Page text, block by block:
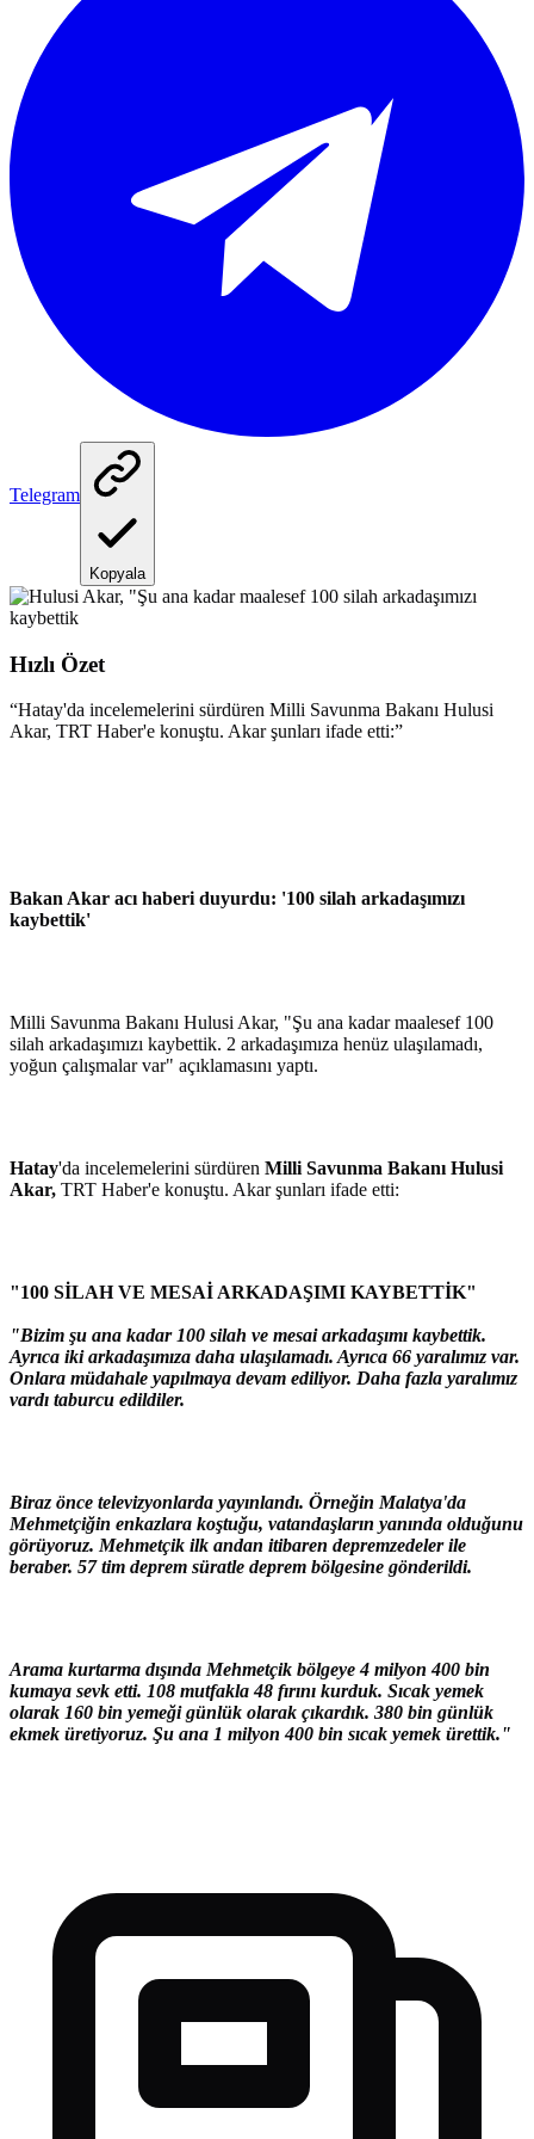
Telegram
Kopyala
Hızlı Özet
“Hatay'da incelemelerini sürdüren Milli Savunma Bakanı Hulusi
Akar, TRT Haber'e konuştu. Akar şunları ifade etti:”
Bakan Akar acı haberi duyurdu: '100 silah arkadaşımızı
kaybettik'
Milli Savunma Bakanı Hulusi Akar, "Şu ana kadar maalesef 100
silah arkadaşımızı kaybettik. 2 arkadaşımıza henüz ulaşılamadı,
yoğun çalışmalar var" açıklamasını yaptı.
Hatay'da incelemelerini sürdüren Milli Savunma Bakanı Hulusi
Akar, TRT Haber'e konuştu. Akar şunları ifade etti:
"100 SİLAH VE MESAİ ARKADAŞIMI KAYBETTİK"
"Bizim şu ana kadar 100 silah ve mesai arkadaşımı kaybettik.
Ayrıca iki arkadaşımıza daha ulaşılamadı. Ayrıca 66 yaralımız var.
Onlara müdahale yapılmaya devam ediliyor. Daha fazla yaralımız
vardı taburcu edildiler.
Biraz önce televizyonlarda yayınlandı. Örneğin Malatya'da
Mehmetçiğin enkazlara koştuğu, vatandaşların yanında olduğunu
görüyoruz. Mehmetçik ilk andan itibaren depremzedeler ile
beraber. 57 tim deprem süratle deprem bölgesine gönderildi.
Arama kurtarma dışında Mehmetçik bölgeye 4 milyon 400 bin
kumaya sevk etti. 108 mutfakla 48 fırını kurduk. Sıcak yemek
olarak 160 bin yemeği günlük olarak çıkardık. 380 bin günlük
ekmek üretiyoruz. Şu ana 1 milyon 400 bin sıcak yemek ürettik."